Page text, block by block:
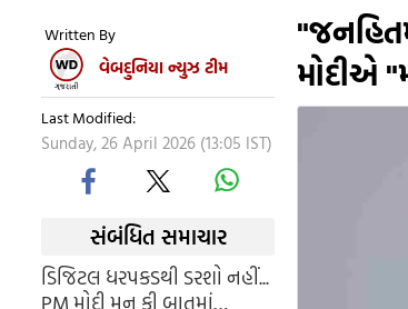
Written By
વેબદુનિયા ન્યુઝ ટીમ
Last Modified:
Sunday, 26 April 2026 (13:05 IST)
સંબંધિત સમાચાર
ડિજિટલ ધરપકડથી ડરશો નહીં...
PM મોદી મન કી બાતમાં
મોદીએ